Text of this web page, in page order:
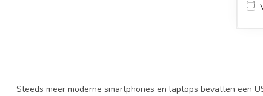
Steeds meer moderne smartphones en laptops bevatten een